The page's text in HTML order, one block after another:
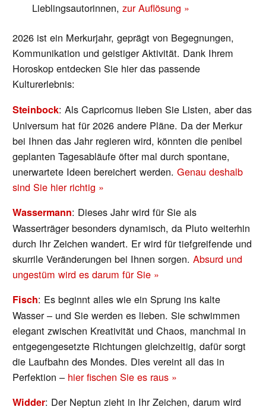
Lieblingsautorinnen, zur Auflösung »
2026 ist ein Merkurjahr, geprägt von Begegnungen,
Kommunikation und geistiger Aktivität. Dank Ihrem
Horoskop entdecken Sie hier das passende
Kulturerlebnis:
Steinbock: Als Capricornus lieben Sie Listen, aber das
Universum hat für 2026 andere Pläne. Da der Merkur
bei Ihnen das Jahr regieren wird, könnten die penibel
geplanten Tagesabläufe öfter mal durch spontane,
unerwartete Ideen bereichert werden.Genau deshalb
sind Sie hier richtig »
Wassermann: Dieses Jahr wird für Sie als
Wasserträger besonders dynamisch, da Pluto weiterhin
durch Ihr Zeichen wandert. Er wird für tiefgreifende und
skurrile Veränderungen bei Ihnen sorgen.Absurd und
ungestüm wird es darum für Sie »
Fisch: Es beginnt alles wie ein Sprung ins kalte
Wasser – und Sie werden es lieben. Sie schwimmen
elegant zwischen Kreativität und Chaos, manchmal in
entgegengesetzte Richtungen gleichzeitig, dafür sorgt
die Laufbahn des Mondes. Dies vereint all das in
Perfektion – hier fischen Sie es raus »
Widder: Der Neptun zieht in Ihr Zeichen, darum wird